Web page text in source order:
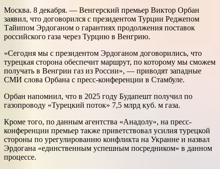
Москва. 8 декабря. — Венгерский премьер Виктор Орбан
заявил, что договорился с президентом Турции Реджепом
Тайипом Эрдоганом о гарантиях продолжения поставок
российского газа через Турцию в Венгрию.
«Сегодня мы с президентом Эрдоганом договорились, что
турецкая сторона обеспечит маршрут, по которому мы сможем
получать в Венгрии газ из России», — приводят западные
СМИ слова Орбана с пресс-конференции в Стамбуле.
Орбан напомнил, что в 2025 году Будапешт получил по
газопроводу «Турецкий поток» 7,5 млрд куб. м газа.
Кроме того, по данным агентства «Анадолу», на пресс-
конференции премьер также приветствовал усилия турецкой
стороны по урегулированию конфликта на Украине и назвал
Эрдогана «единственным успешным посредником» в данном
процессе.